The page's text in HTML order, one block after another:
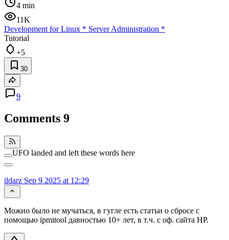
4 min
11K
Development for Linux * Server Administration *
Tutorial
+5
30
9
Comments 9
UFO landed and left these words here
ildarz Sep 9 2025 at 12:29
Можно было не мучаться, в гугле есть статьи о сбросе с
помощью ipmitool давностью 10+ лет, в т.ч. с оф. сайта HP.